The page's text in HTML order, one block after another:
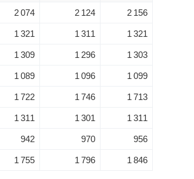
2 074 2 124 2 156
1 321 1 311 1 321
1 309 1 296 1 303
1 089 1 096 1 099
1 722 1 746 1 713
1 311 1 301 1 311
942 970 956
1 755 1 796 1 846